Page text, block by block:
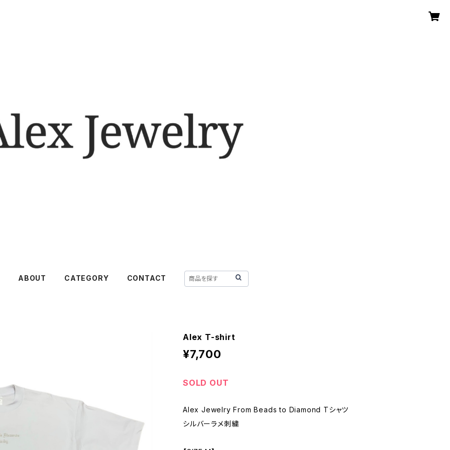
ABOUT CATEGORY CONTACT
Alex T-shirt
¥7,700
SOLD OUT
Alex Jewelry From Beads to Diamond Tシャツ
シルバーラメ刺繍